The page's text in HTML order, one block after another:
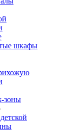
шкафы
зоны